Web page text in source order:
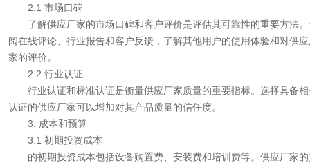
2.1 市场口碑
了解供应厂家的市场口碑和客户评价是评估其可靠性的重要方法。
阅在线评论、行业报告和客户反馈，了解其他用户的使用体验和对供
家的评价。
2.2 行业认证
行业认证和标准认证是衡量供应厂家质量的重要指标。选择具备相
认证的供应厂家可以增加对其产品质量的信任度。
3. 成本和预算
3.1 初期投资成本
的初期投资成本包括设备购置费、安装费和培训费等。供应厂家的